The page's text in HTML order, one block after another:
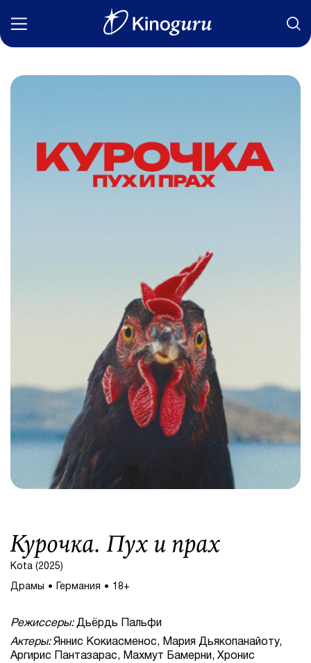
Сериалы
Новости
Курочка. Пух и прах
Kota (2025)
Драмы Германия 18+
Режиссеры:Дьёрдь Пальфи
Актеры:Яннис Кокиасменос, Мария Дьякопанайоту,
Аргирис Пантазарас, Махмут Бамерни, Хронис